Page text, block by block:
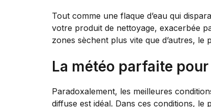
Tout comme une flaque d’eau qui
votre produit de nettoyage, exacerbée
zones sèchent plus vite que d’autres,
La météo parfaite
Paradoxalement, les meilleures
diffuse est idéal. Dans ces conditions, le